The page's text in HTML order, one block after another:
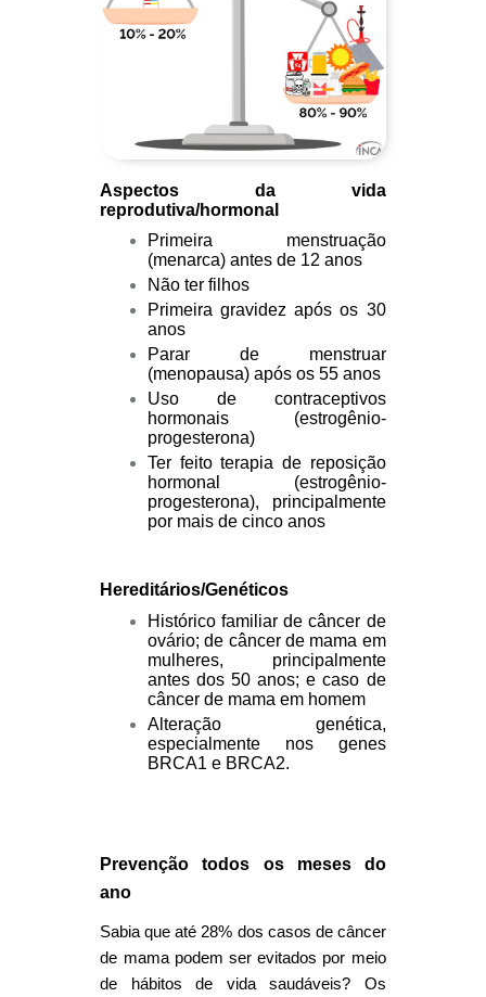
Aspectos da vida
reprodutiva/hormonal
Primeira menstruação
(menarca) antes de 12 anos
Não ter filhos
Primeira gravidez após os 30
anos
Parar de menstruar
(menopausa) após os 55 anos
Uso de contraceptivos
hormonais (estrogênio-
progesterona)
Ter feito terapia de reposição
hormonal (estrogênio-
progesterona), principalmente
por mais de cinco anos
Hereditários/Genéticos
Histórico familiar de câncer de
ovário; de câncer de mama em
mulheres, principalmente
antes dos 50 anos; e caso de
câncer de mama em homem
Alteração genética,
especialmente nos genes
BRCA1 e BRCA2.
Prevenção todos os meses do
ano
Sabia que até 28% dos casos de câncer
de mama podem ser evitados por meio
de hábitos de vida saudáveis? Os